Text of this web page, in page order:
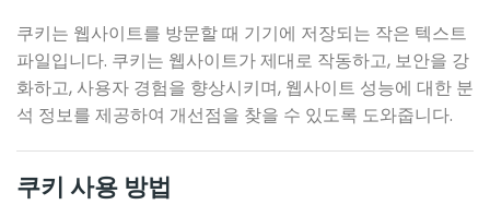
쿠키는 웹사이트를 방문할 때 기기에 저장되는 작은 텍스트
파일입니다. 쿠키는 웹사이트가 제대로 작동하고, 보안을 강
화하고, 사용자 경험을 향상시키며, 웹사이트 성능에 대한 분
석 정보를 제공하여 개선점을 찾을 수 있도록 도와줍니다.
쿠키 사용 방법